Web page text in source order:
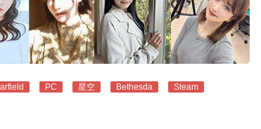
PC 星空 Bethesda Steam